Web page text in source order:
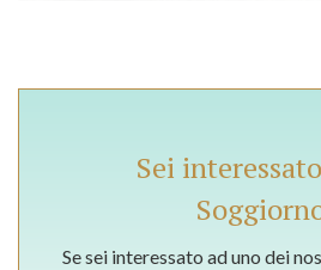
Sei
Se sei interessato ad uno dei